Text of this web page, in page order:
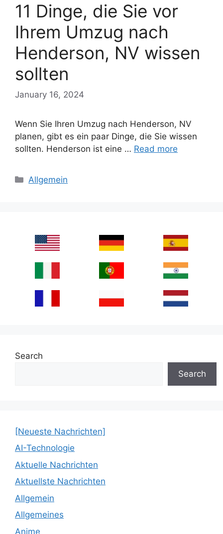
11 Dinge, die Sie vor
Ihrem Umzug nach
Henderson, NV wissen
sollten
January 16, 2024
Wenn Sie Ihren Umzug nach Henderson, NV
planen, gibt es ein paar Dinge, die Sie wissen
sollten. Henderson ist eine … Read more
Categories
Allgemein
Search
Search
[Neueste Nachrichten]
AI-Technologie
Aktuelle Nachrichten
Aktuellste Nachrichten
Allgemein
Allgemeines
Anime